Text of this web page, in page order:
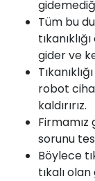
Tüm bu
gider ve
robot
kaldırırız.
Firmamız
sorunu
Böylece
tıkalı